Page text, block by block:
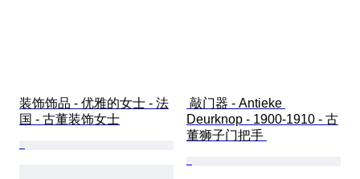
装饰饰品 - 优雅的女士 - 法
国 - 古董装饰女士
Deurknop - 1900-1910 - 古
董狮子门把手